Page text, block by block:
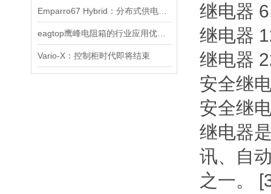
Vario-X：控制柜时代即将结束
继电器
继电器
继电器
安全继
安全继
继电器
讯、自
之一。